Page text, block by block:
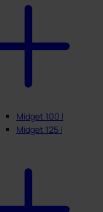
Midget 100 l
Midget 125 l